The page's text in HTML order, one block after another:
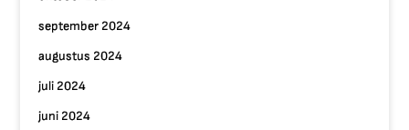
september 2024
augustus 2024
juli 2024
juni 2024